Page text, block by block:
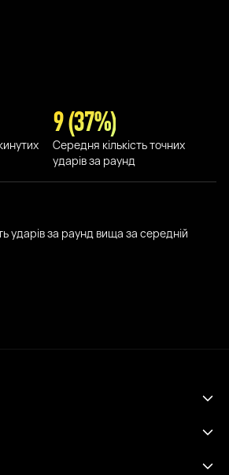
9 (37%)
Середня кількість точних
ударів за раунд
ударів за раунд вища за середній